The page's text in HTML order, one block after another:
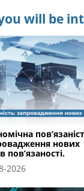
will be
нових
пов’язаності.
2026